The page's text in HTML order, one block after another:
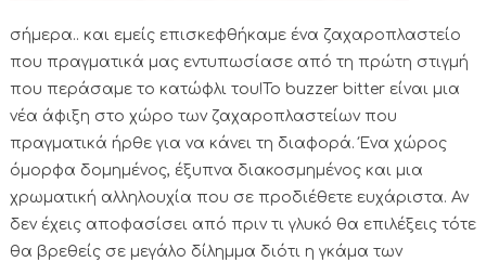
σήμερα.. και εμείς επισκεφθήκαμε ένα ζαχαροπλαστείο
που πραγματικά μας εντυπωσίασε από τη πρώτη στιγμή
που περάσαμε το κατώφλι του!Το buzzer bitter είναι μια
νέα άφιξη στο χώρο των ζαχαροπλαστείων που
πραγματικά ήρθε για να κάνει τη διαφορά. Ένα χώρος
όμορφα δομημένος, έξυπνα διακοσμημένος και μια
χρωματική αλληλουχία που σε προδιέθετε ευχάριστα. Αν
δεν έχεις αποφασίσει από πριν τι γλυκό θα επιλέξεις τότε
θα βρεθείς σε μεγάλο δίλημμα διότι η γκάμα των